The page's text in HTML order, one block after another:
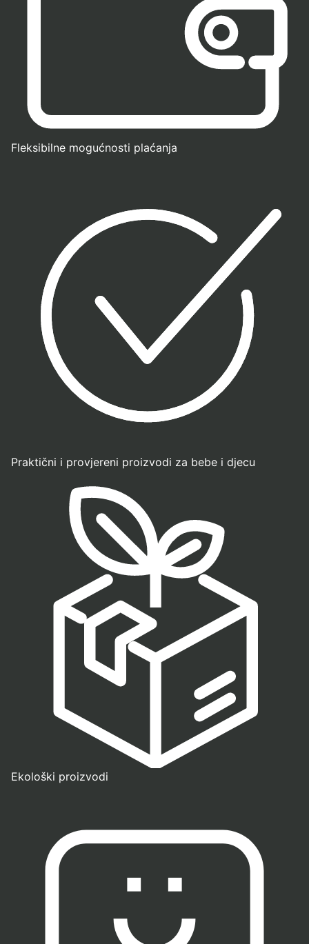
Fleksibilne mogućnosti plaćanja
Praktični i provjereni proizvodi za bebe i djecu
Ekološki proizvodi